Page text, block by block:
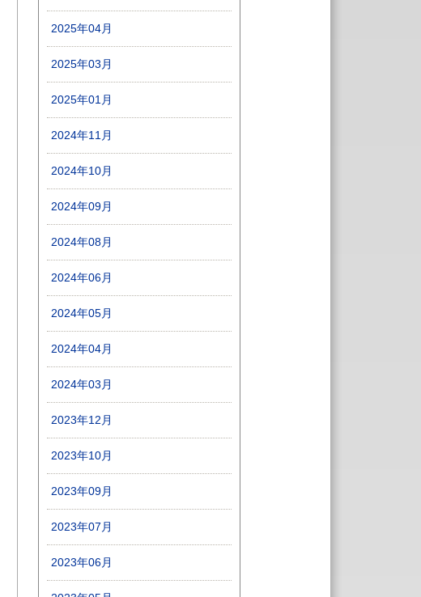
2025年04月
2025年03月
2025年01月
2024年11月
2024年10月
2024年09月
2024年08月
2024年06月
2024年05月
2024年04月
2024年03月
2023年12月
2023年10月
2023年09月
2023年07月
2023年06月